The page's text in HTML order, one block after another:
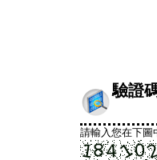
驗證
請輸入您在下圖